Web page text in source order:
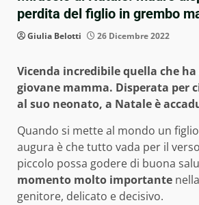
perdita del figlio in grembo
Giulia Belotti 26 Dicembre 2022
Vicenda incredibile quella che
giovane mamma. Disperata per
al suo neonato, a Natale è accad
Quando si mette al mondo un
augura è che tutto vada per il
piccolo possa godere di buona
momento molto importante
genitore, delicato e decisivo.